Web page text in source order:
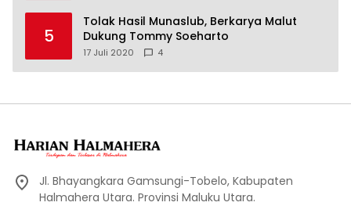
5
Tolak Hasil Munaslub, Berkarya Malut
Dukung Tommy Soeharto
17 Juli 2020 4
Jl. Bhayangkara Gamsungi-Tobelo, Kabupaten
Halmahera Utara. Provinsi Maluku Utara.